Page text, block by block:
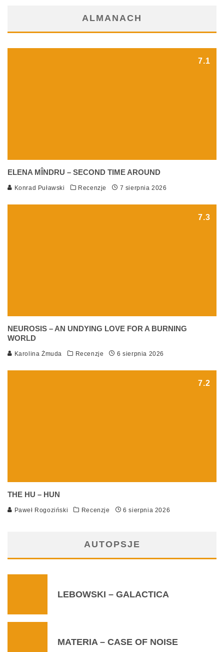
ALMANACH
7.1
ELENA MÎNDRU – SECOND TIME AROUND
Konrad Puławski Recenzje 7 sierpnia 2026
7.3
NEUROSIS – AN UNDYING LOVE FOR A BURNING
WORLD
Karolina Żmuda Recenzje 6 sierpnia 2026
7.2
THE HU – HUN
Paweł Rogoziński Recenzje 6 sierpnia 2026
AUTOPSJE
LEBOWSKI – GALACTICA
MATERIA – CASE OF NOISE